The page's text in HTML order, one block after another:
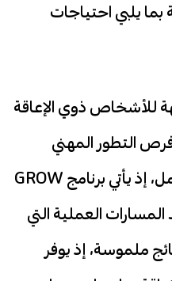
بما يلبي احتياجات
للأشخاص ذوي الإعاقة
التطور المهني
والاندماج الفاعل في بيئة العمل، إذ يأتي برنامج GROW
العملية التي
ملموسة، إذ يوفر